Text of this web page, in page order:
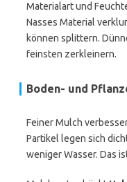
Materialart und
Nasses Material
können splittern.
feinsten zerkleinern.
Boden- und
Feiner Mulch
Partikel legen sich
weniger Wasser. Das